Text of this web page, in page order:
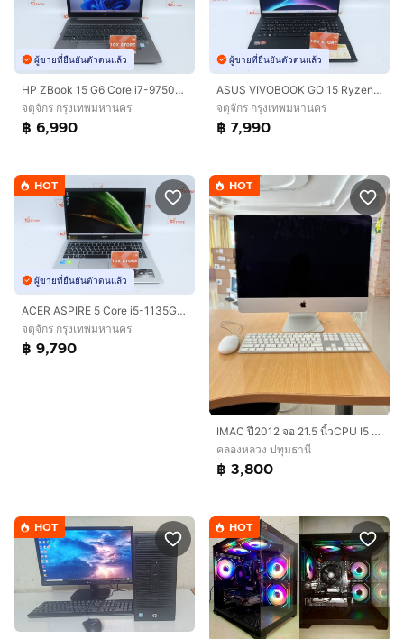
ผู้ขายที่ยืนยันตัวตนแล้ว
HP ZBook 15 G6 Core i7-9750H Ram16.512GB
จตุจักร กรุงเทพมหานคร
฿ 6,990
ผู้ขายที่ยืนยันตัวตนแล้ว
ASUS VIVOBOOK GO 15 Ryzen 5 7520U RAM8.512GB
จตุจักร กรุงเทพมหานคร
฿ 7,990
HOT
ผู้ขายที่ยืนยันตัวตนแล้ว
ACER ASPIRE 5 Core i5-1135G7 RAM16.512GB
จตุจักร กรุงเทพมหานคร
฿ 9,790
HOT
IMAC ปี2012 จอ 21.5 นี้วCPU I5 RAM 8 G HDD 1000G พร้อม เมาร์ คีย์บอร์ด MAC และ กล่อง
คลองหลวง ปทุมธานี
฿ 3,800
HOT HOT